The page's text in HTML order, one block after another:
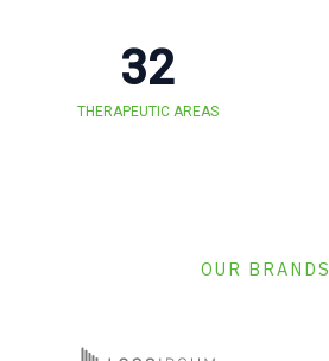
32
THERAPEUTIC AREAS
OUR BRANDS